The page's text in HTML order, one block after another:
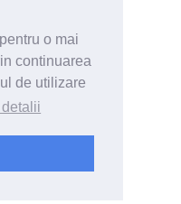
o mai
continuarea
de utilizare